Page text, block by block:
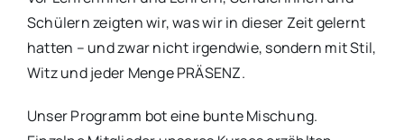
Schülern zeigten wir, was wir in dieser Zeit gelernt
hatten – und zwar nicht irgendwie, sondern mit Stil,
Witz und jeder Menge PRÄSENZ.
Unser Programm bot eine bunte Mischung.